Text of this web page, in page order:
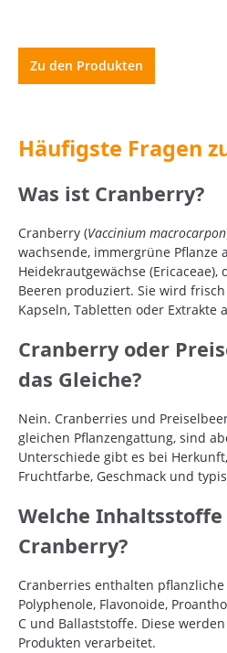
Zu den Produkten
Häufigste Fragen
Was ist Cranberry?
Cranberry (Vaccinium macrocarpon
wachsende, immergrüne Pflanze
Heidekrautgewächse
Beeren produziert. Sie wird
Kapseln, Tabletten oder Extrakte
Cranberry oder
das Gleiche?
Nein. Cranberries und
gleichen Pflanzengattung, sind
Unterschiede gibt es bei
Fruchtfarbe, Geschmack und
Welche
Cranberry?
Cranberries enthalten
Polyphenole, Flavonoide,
C und Ballaststoffe. Diese
Produkten verarbeitet.